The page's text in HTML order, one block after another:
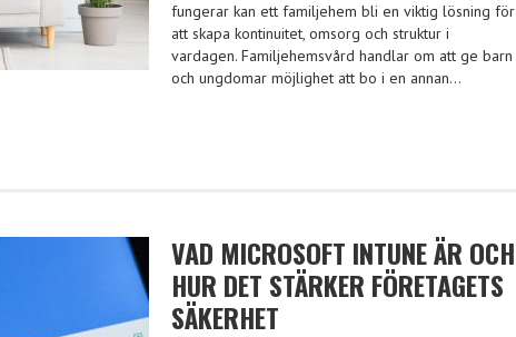
fungerar kan ett familjehem bli en viktig lösning för
att skapa kontinuitet, omsorg och struktur i
vardagen. Familjehemsvård handlar om att ge barn
och ungdomar möjlighet att bo i en annan…
VAD MICROSOFT INTUNE ÄR OCH
HUR DET STÄRKER FÖRETAGETS
SÄKERHET